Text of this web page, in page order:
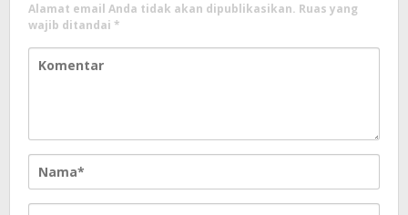
Alamat email Anda tidak akan dipublikasikan. Ruas yang
wajib ditandai *